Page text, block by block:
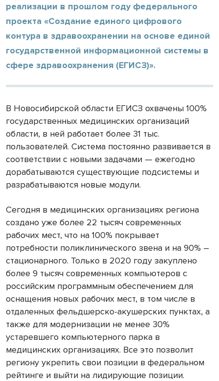
реализации в прошлом году федерального
проекта «Создание единого цифрового
контура в здравоохранении на основе единой
государственной информационной системы в
сфере здравоохранения (ЕГИСЗ)».
В Новосибирской области ЕГИСЗ охвачены 100%
государственных медицинских организаций
области, в ней работает более 31 тыс.
пользователей. Система постоянно развивается в
соответствии с новыми задачами — ежегодно
дорабатываются существующие подсистемы и
разрабатываются новые модули.
Сегодня в медицинских организациях региона
создано уже более 22 тысяч современных
рабочих мест, что на 100% покрывает
потребности поликлинического звена и на 90% –
стационарного. Только в 2020 году закуплено
более 9 тысяч современных компьютеров с
российским программным обеспечением для
оснащения новых рабочих мест, в том числе в
отдаленных фельдшерско-акушерских пунктах, а
также для модернизации не менее 30%
устаревшего компьютерного парка в
медицинских организациях. Все это позволит
региону укрепить свои позиции в федеральном
рейтинге и выйти на лидирующие позиции.